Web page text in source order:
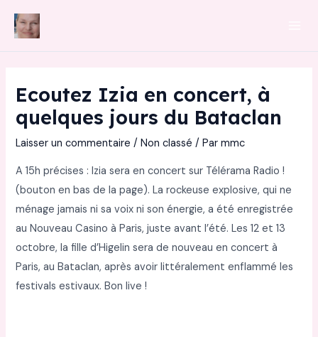
Ecoutez Izia en concert, à
quelques jours du Bataclan
Laisser un commentaire /Non classé / Parmmc
A 15h précises : Izia sera en concert sur Télérama Radio !
(bouton en bas de la page). La rockeuse explosive, qui ne
ménage jamais ni sa voix ni son énergie, a été enregistrée
au Nouveau Casino à Paris, juste avant l’été. Les 12 et 13
octobre, la fille d’Higelin sera de nouveau en concert à
Paris, au Bataclan, après avoir littéralement enflammé les
festivals estivaux. Bon live !